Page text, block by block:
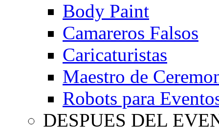
Body Paint
Camareros Falsos
Caricaturistas
Maestro de
Robots para
DESPUES DEL